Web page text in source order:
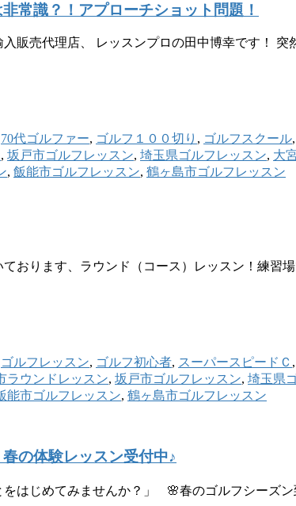
常識？！アプローチショット問題！
販売代理店、 レッスンプロの田中博幸です！
70代ゴルファー, ゴルフ１００切り , ゴルフスクール,
, 坂戸市ゴルフレッスン, 埼玉県ゴルフレッスン, 大
, 飯能市ゴルフレッスン, 鶴ヶ島市ゴルフレッスン
おります、ラウンド（コース）レッスン！練習
ゴルフレッスン, ゴルフ初心者, スーパースピードＣ ,
ラウンドレッスン, 坂戸市ゴルフレッスン, 埼玉県
能市ゴルフレッスン, 鶴ヶ島市ゴルフレッスン
の体験レッスン受付中♪
をはじめてみませんか？」 🌸春のゴルフシー